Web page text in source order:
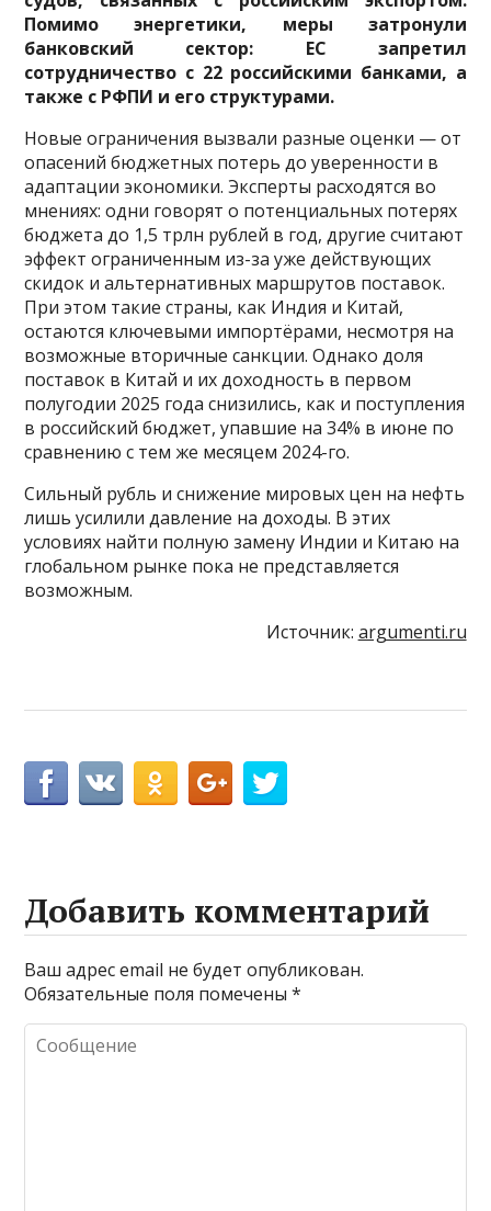
Помимо энергетики, меры затронули
банковский сектор: ЕС запретил
сотрудничество с 22 российскими банками, а
также с РФПИ и его структурами.
Новые ограничения вызвали разные оценки — от
опасений бюджетных потерь до уверенности в
адаптации экономики. Эксперты расходятся во
мнениях: одни говорят о потенциальных потерях
бюджета до 1,5 трлн рублей в год, другие считают
эффект ограниченным из-за уже действующих
скидок и альтернативных маршрутов поставок.
При этом такие страны, как Индия и Китай,
остаются ключевыми импортёрами, несмотря на
возможные вторичные санкции. Однако доля
поставок в Китай и их доходность в первом
полугодии 2025 года снизились, как и поступления
в российский бюджет, упавшие на 34% в июне по
сравнению с тем же месяцем 2024-го.
Сильный рубль и снижение мировых цен на нефть
лишь усилили давление на доходы. В этих
условиях найти полную замену Индии и Китаю на
глобальном рынке пока не представляется
возможным.
Источник: argumenti.ru
Добавить комментарий
Ваш адрес email не будет опубликован.
Обязательные поля помечены*